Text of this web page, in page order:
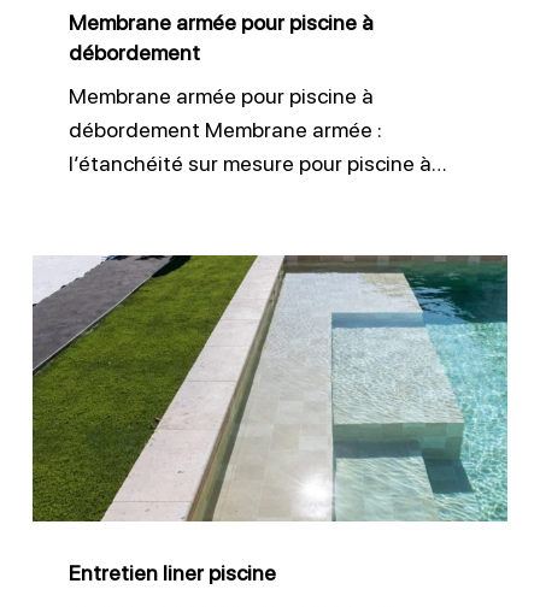
Membrane armée pour piscine à
débordement
Membrane armée pour piscine à
débordement Membrane armée :
l’étanchéité sur mesure pour piscine à…
Entretien
liner
piscine
Entretien liner piscine